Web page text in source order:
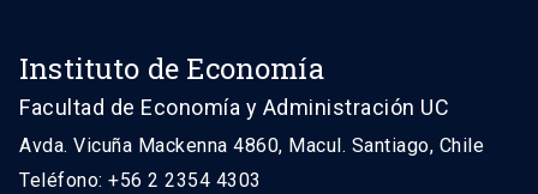
Instituto de Economía
Facultad de Economía y Administración UC
Avda. Vicuña Mackenna 4860, Macul. Santiago, Chile
Teléfono: +56 2 2354 4303